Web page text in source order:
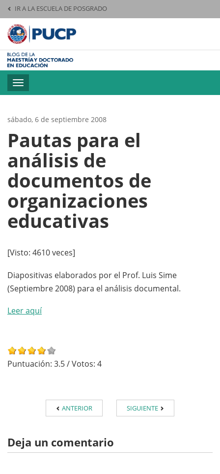
IR A LA ESCUELA DE POSGRADO
Pontificia
Toggle
navigation
sábado, 6 de septiembre 2008
Pautas para el
análisis de
documentos de
organizaciones
educativas
[Visto: 4610 veces]
Diapositivas elaborados por el Prof. Luis Sime
(Septiembre 2008) para el análisis documental.
Leer aquí
Puntuación: 3.5/ Votos: 4
ANTERIOR SIGUIENTE
Deja un comentario